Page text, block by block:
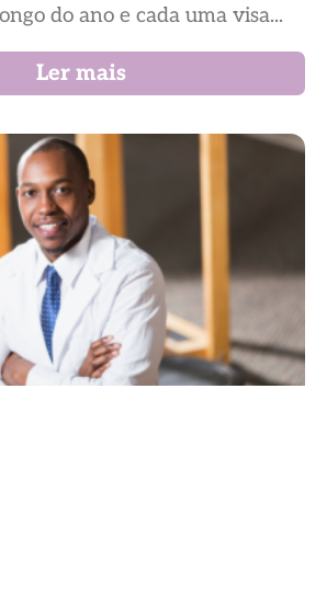
do ano e cada uma visa...
Ler mais